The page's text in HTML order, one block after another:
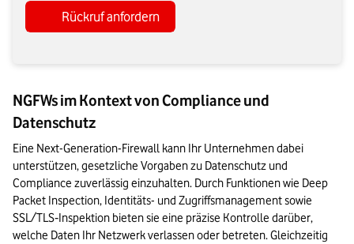
Rückruf anfordern
NGFWs im Kontext von Compliance und
Datenschutz
Eine Next-Generation-Firewall kann Ihr Unternehmen dabei
unterstützen, gesetzliche Vorgaben zu Datenschutz und
Compliance zuverlässig einzuhalten. Durch Funktionen wie Deep
Packet Inspection, Identitäts- und Zugriffsmanagement sowie
SSL/TLS‑Inspektion bieten sie eine präzise Kontrolle darüber,
welche Daten Ihr Netzwerk verlassen oder betreten. Gleichzeitig